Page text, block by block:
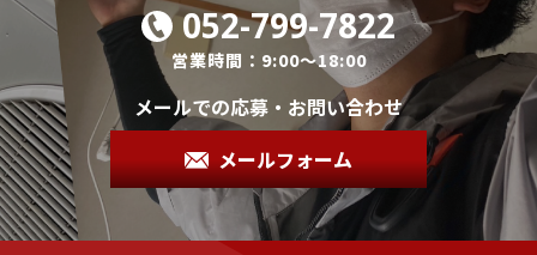
052-799-7822
営業時間：9:00～18:00
メールでの応募・お問い合わせ
メールフォーム